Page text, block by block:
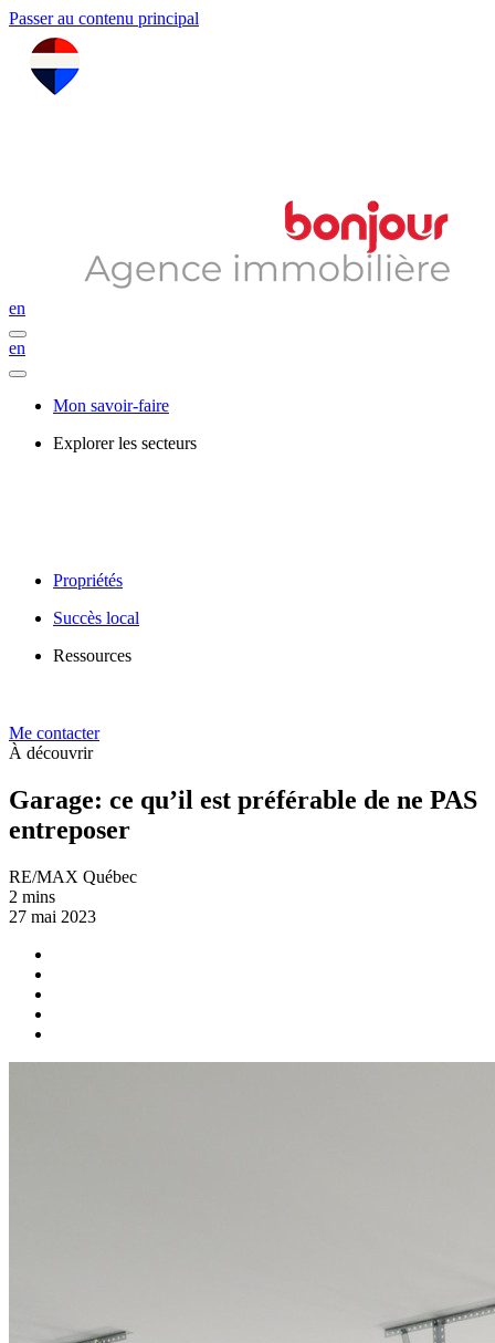
Passer au contenu principal
en
en
Mon savoir-faire
Explorer les secteurs
Propriétés
Succès local
Ressources
Me contacter
À découvrir
Garage: ce qu’il est préférable de ne PAS
entreposer
RE/MAX Québec
2 mins
27 mai 2023